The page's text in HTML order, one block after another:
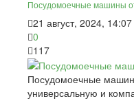
Посудомоечные машины
21 август, 2024, 14:07
0
117
Посудомоечные
универсальную и